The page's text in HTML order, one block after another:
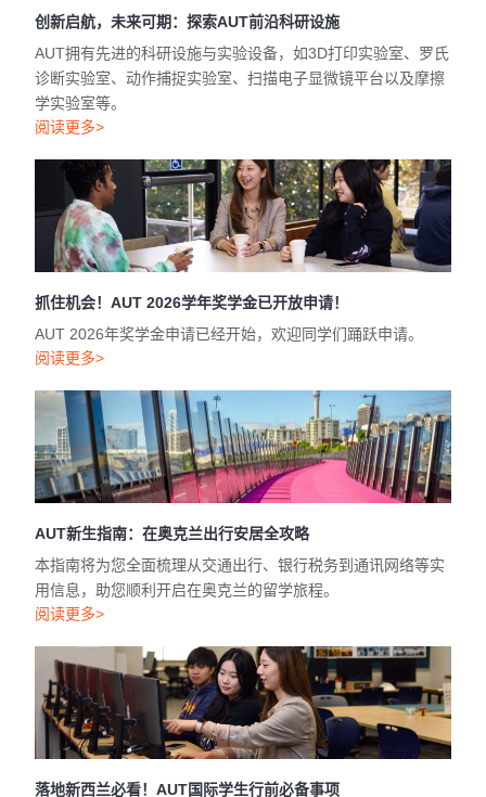
创新启航，未来可期：探索AUT前沿科研设施
AUT拥有先进的科研设施与实验设备，如3D打印实验室、罗氏
诊断实验室、动作捕捉实验室、扫描电子显微镜平台以及摩擦
学实验室等。
阅读更多>
抓住机会！AUT 2026学年奖学金已开放申请！
AUT 2026年奖学金申请已经开始，欢迎同学们踊跃申请。
阅读更多>
AUT新生指南：在奥克兰出行安居全攻略
本指南将为您全面梳理从交通出行、银行税务到通讯网络等实
用信息，助您顺利开启在奥克兰的留学旅程。
阅读更多>
落地新西兰必看！AUT国际学生行前必备事项